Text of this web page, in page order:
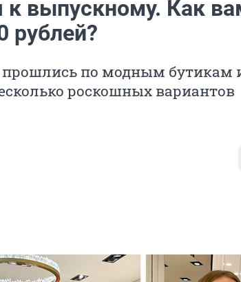
к выпускному. Как
рублей?
по модным бутикам
роскошных вариантов